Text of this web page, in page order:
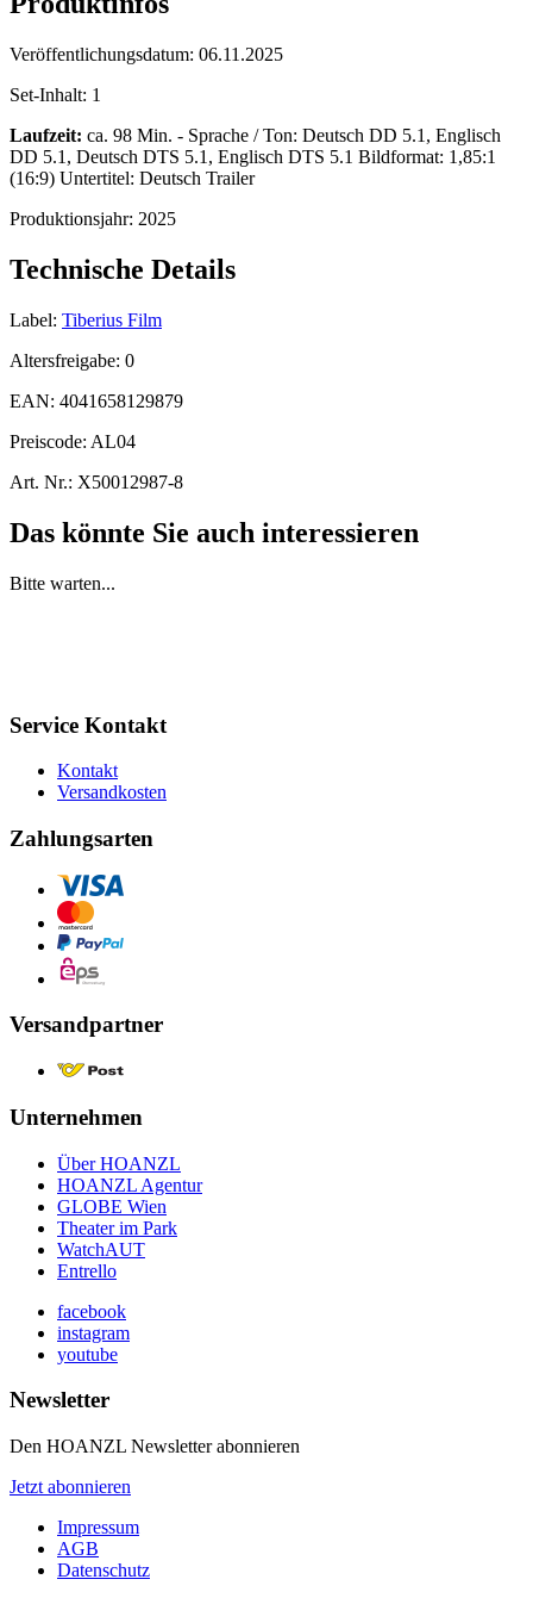
Veröffentlichungsdatum: 06.11.2025
Set-Inhalt: 1
Laufzeit: ca. 98 Min. - Sprache / Ton: Deutsch DD 5.1, Englisch
DD 5.1, Deutsch DTS 5.1, Englisch DTS 5.1 Bildformat: 1,85:1
(16:9) Untertitel: Deutsch Trailer
Produktionsjahr: 2025
Technische Details
Label: Tiberius Film
Altersfreigabe: 0
EAN: 4041658129879
Preiscode: AL04
Art. Nr.: X50012987-8
Das könnte Sie auch interessieren
Bitte warten...
Service Kontakt
Kontakt
Versandkosten
Zahlungsarten
Versandpartner
Unternehmen
Über HOANZL
HOANZL Agentur
GLOBE Wien
Theater im Park
WatchAUT
Entrello
facebook
instagram
youtube
Newsletter
Den HOANZL Newsletter abonnieren
Jetzt abonnieren
Impressum
AGB
Datenschutz